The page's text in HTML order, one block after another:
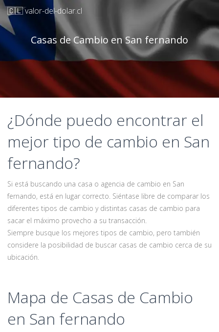
🇨🇱 valor-del-dolar.cl
Casas de Cambio en San fernando
¿Dónde puedo encontrar el
mejor tipo de cambio en San
fernando?
Si está buscando una casa o agencia de cambio en San
fernando, está en lugar correcto. Siéntase libre de comparar los
diferentes tipos de cambio y distintas casas de cambio para
sacar el máximo provecho a su transacción.
Siempre busque los mejores tipos de cambio, pero también
considere la posibilidad de buscar casas de cambio cerca de su
ubicación.
Mapa de Casas de Cambio
en San fernando